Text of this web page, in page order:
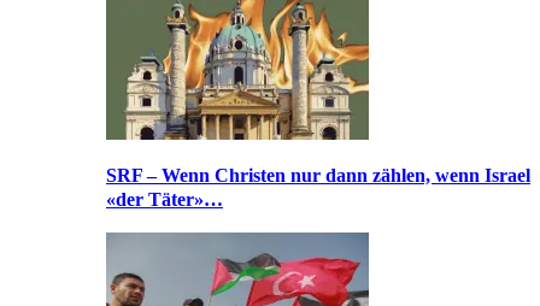
SRF – Wenn Christen nur dann zählen, wenn Israel
«der Täter»…